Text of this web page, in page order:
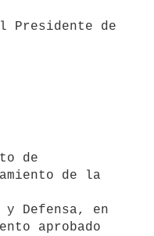
de la
y Defensa, en
aprobado